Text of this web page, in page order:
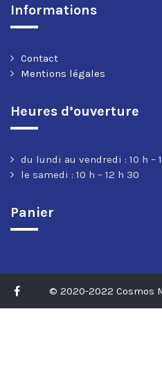
Informations
Contact
Mentions légales
Heures d’ouverture
du lundi au vendredi : 10 h –
le samedi : 10 h – 12 h 30
Panier
© 2020-2022 Cosmos